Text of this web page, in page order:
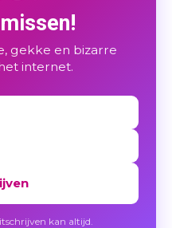
gekke en bizarre
internet.
kan altijd.